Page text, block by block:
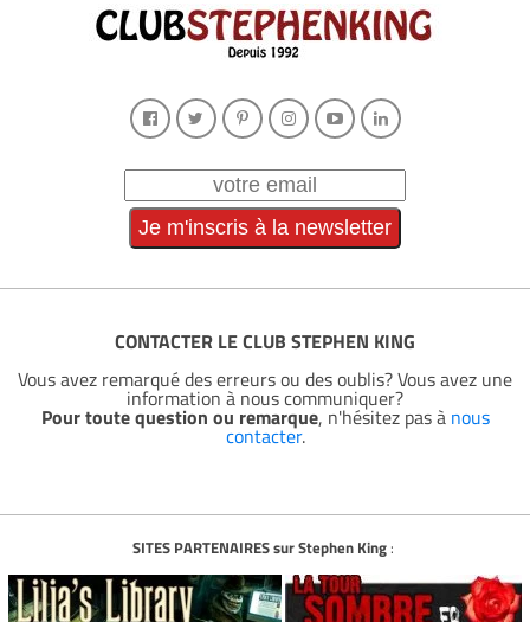
CONTACTER LE CLUB STEPHEN KING
Vous avez remarqué des erreurs ou des oublis? Vous avez une
information à nous communiquer?
Pour toute question ou remarque, n'hésitez pas à nous
contacter.
SITES PARTENAIRES sur Stephen King: